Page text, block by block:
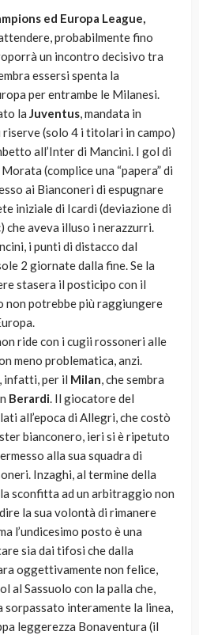
ed Europa League,
probabilmente fino
un incontro decisivo tra
essersi spenta la
per entrambe le Milanesi.
la Juventus, mandata in
riserve (solo 4 i titolari in campo)
all’Inter di Mancini. I gol di
(complice una “papera” di
ai Bianconeri di espugnare
iniziale di Icardi (deviazione di
che aveva illuso i nerazzurri.
i punti di distacco dal
2 giornate dalla fine. Se la
stasera il posticipo con il
non potrebbe più raggiungere
ride con i cugii rossoneri alle
meno problematica, anzi.
infatti, per il Milan, che sembra
Berardi. Il giocatore del
all’epoca di Allegri, che costò
bianconero, ieri si è ripetuto
alla sua squadra di
Inzaghi, al termine della
sconfitta ad un arbitraggio non
la sua volontà di rimanere
l’undicesimo posto è una
sia dai tifosi che dalla
oggettivamente non felice,
al Sassuolo con la palla che,
sorpassato interamente la linea,
leggerezza Bonaventura (il